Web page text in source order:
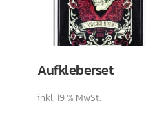
Aufkleberset
inkl. 19 % MwSt.